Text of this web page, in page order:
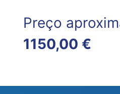
Preço
1150,00 €